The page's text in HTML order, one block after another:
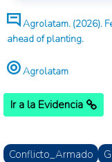
Agrolatam. (2026).
ahead of planting.
Agrolatam
Ir a la Evidencia
Conflicto_Armado